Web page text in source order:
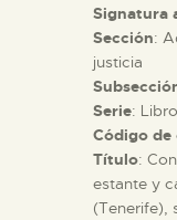
█
Signatura
Sección:
justicia
Serie:
Código de
Título:
estante y
(Tenerife),